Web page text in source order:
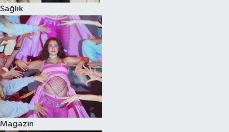
Sağlık
Magazin